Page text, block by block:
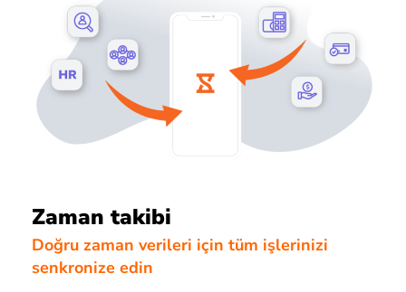
Zaman takibi
Doğru zaman verileri için tüm işlerinizi
senkronize edin